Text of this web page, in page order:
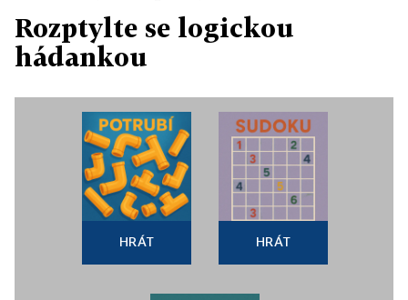
Rozptylte se logickou
hádankou
HRÁT HRÁT